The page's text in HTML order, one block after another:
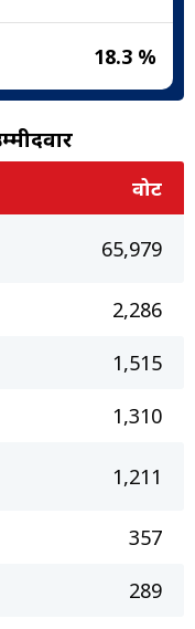
18.3 %
वोट
65,979
2,286
1,515
1,310
1,211
357
289